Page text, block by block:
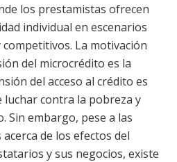
los prestamistas ofrecen
individual en escenarios
La motivación
del microcrédito es la
del acceso al crédito es
luchar contra la pobreza y
Sin embargo, pese a las
de los efectos del
y sus negocios, existe